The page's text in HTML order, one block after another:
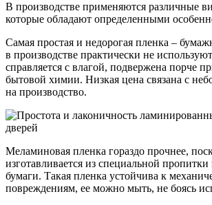
В производстве применяются различные
которые обладают определенными
Самая простая и недорогая пленка –
в производстве практически не
справляется с влагой, подвержена порче
бытовой химии. Низкая цена связана с
на производство.
Меламиновая пленка гораздо прочнее,
изготавливается из специальной
бумаги. Такая пленка устойчива к
повреждениям, ее можно мыть, не боясь